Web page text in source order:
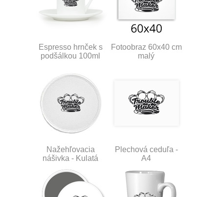
Espresso hrnček s
podšálkou 100ml
Fotoobraz 60x40 cm
malý
Nažehľovacia
nášivka - Kulatá
Plechová ceduľa -
A4